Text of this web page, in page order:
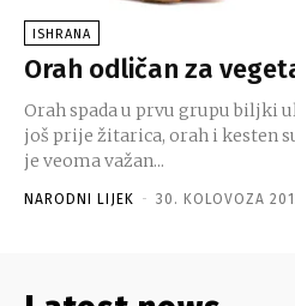
ISHRANA
Orah odličan za
Orah spada u prvu grupu biljki
još prije žitarica, orah i kesten su
je veoma važan...
NARODNI LIJEK - 30. KOLOVOZA